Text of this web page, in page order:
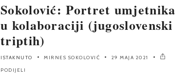
Sokolović: Portret umjetnika
u kolaboraciji (jugoslovenski
triptih)
ISTAKNUTO MIRNES SOKOLOVIĆ
29 MAJA 2021
PODIJELI